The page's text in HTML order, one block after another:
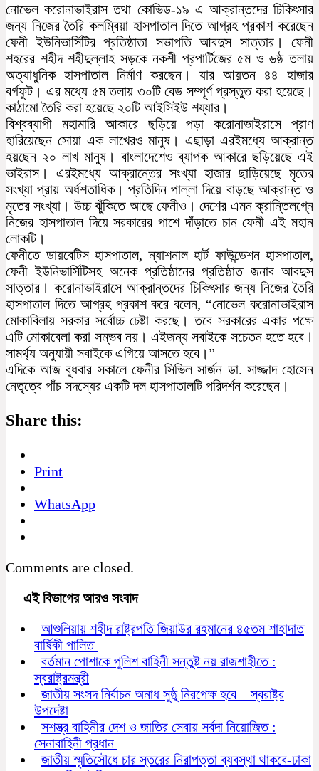
নোভেল করোনাভাইরাস তথা কোভিড-১৯ এ আক্রান্তদের চিকিৎসার
জন্য নিজের তৈরি কলম্বিয়া হাসপাতাল দিতে আগ্রহ প্রকাশ করেছেন
ফেনী ইউনিভার্সিটির প্রতিষ্ঠাতা সভাপতি আবদুস সাত্তার। ফেনী
শহরের শহীদ শহীদুল্লাহ সড়কে নকশী প্রপার্টিজের ৫ম ও ৬ষ্ঠ তলায়
অত্যাধুনিক হাসপাতাল নির্মাণ করছেন। যার আয়তন ৪৪ হাজার
বর্গফুট। এর মধ্যে ৫ম তলায় ৩০টি বেড সম্পূর্ণ প্রস্তুত করা হয়েছে।
কাঠামো তৈরি করা হয়েছে ২০টি আইসিইউ শয্যার।
বিশ্বব্যাপী মহামারি আকারে ছড়িয়ে পড়া করোনাভাইরাসে প্রাণ
হারিয়েছেন সোয়া এক লাখেরও মানুষ। এছাড়া এরইমধ্যে আক্রান্ত
হয়ছেন ২০ লাখ মানুষ। বাংলাদেশেও ব্যাপক আকারে ছড়িয়েছে এই
ভাইরাস। এরইমধ্যে আক্রান্তের সংখ্যা হাজার ছাড়িয়েছে মৃতের
সংখ্যা প্রায় অর্ধশতাধিক। প্রতিদিন পাল্লা দিয়ে বাড়ছে আক্রান্ত ও
মৃতের সংখ্যা। উচ্চ ঝুঁকিতে আছে ফেনীও। দেশের এমন ক্রান্তিলগ্নে
নিজের হাসপাতাল দিয়ে সরকারের পাশে দাঁড়াতে চান ফেনী এই মহান
লোকটি।
ফেনীতে ডায়বেটিস হাসপাতাল, ন্যাশনাল হার্ট ফাউন্ডেশন হাসপাতাল,
ফেনী ইউনিভার্সিটিসহ অনেক প্রতিষ্ঠানের প্রতিষ্ঠাত জনাব আবদুস
সাত্তার। করোনাভাইরাসে আক্রান্তদের চিকিৎসার জন্য নিজের তৈরি
হাসপাতাল দিতে আগ্রহ প্রকাশ করে বলেন, “নোভেল করোনাভাইরাস
মোকাবিলায় সরকার সর্বোচ্চ চেষ্টা করছে। তবে সরকারের একার পক্ষে
এটি মোকাবেলা করা সম্ভব নয়। এইজন্য সবাইকে সচেতন হতে হবে।
সামর্থ্য অনুযায়ী সবাইকে এগিয়ে আসতে হবে।”
এদিকে আজ বুধবার সকালে ফেনীর সিভিল সার্জন ডা. সাজ্জাদ হোসেন
নেতৃত্বে পাঁচ সদস্যের একটি দল হাসপাতালটি পরিদর্শন করেছেন।
Share this:
Print
WhatsApp
Comments are closed.
এই বিভাগের আরও সংবাদ
আশুলিয়ায় শহীদ রাষ্ট্রপতি জিয়াউর রহমানের ৪৫তম শাহাদাত
বার্ষিকী পালিত
বর্তমান পোশাকে পুলিশ বাহিনী সন্তুষ্ট নয় রাজশাহীতে :
স্বরাষ্ট্রমন্ত্রী
জাতীয় সংসদ নির্বাচন অনাধ সুষ্ঠু নিরপেক্ষ হবে – স্বরাষ্ট্র
উপদেষ্টা
সশস্ত্র বাহিনীর দেশ ও জাতির সেবায় সর্বদা নিয়োজিত :
সেনাবাহিনী প্রধান
জাতীয় স্মৃতিসৌধে চার স্তরের নিরাপত্তা ব্যবস্থা থাকবে-ঢাকা